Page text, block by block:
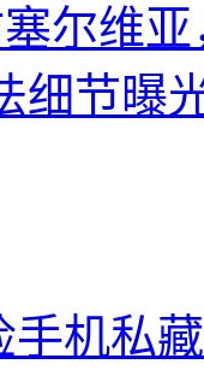
尔维
细节
机私